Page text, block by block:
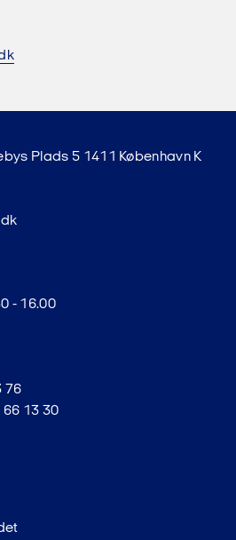
Plads 5 1411 København K
- 16.00
76
13 30